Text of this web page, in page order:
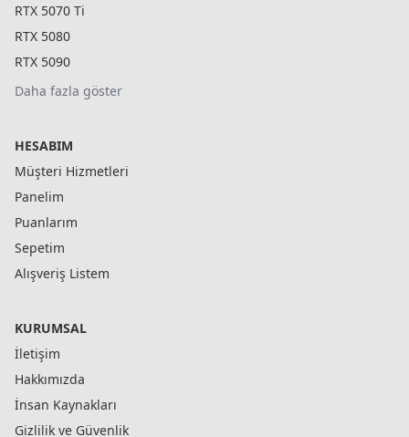
RTX 5070 Ti
RTX 5080
RTX 5090
Daha fazla göster
HESABIM
Müşteri Hizmetleri
Panelim
Puanlarım
Sepetim
Alışveriş Listem
KURUMSAL
İletişim
Hakkımızda
İnsan Kaynakları
Gizlilik ve Güvenlik